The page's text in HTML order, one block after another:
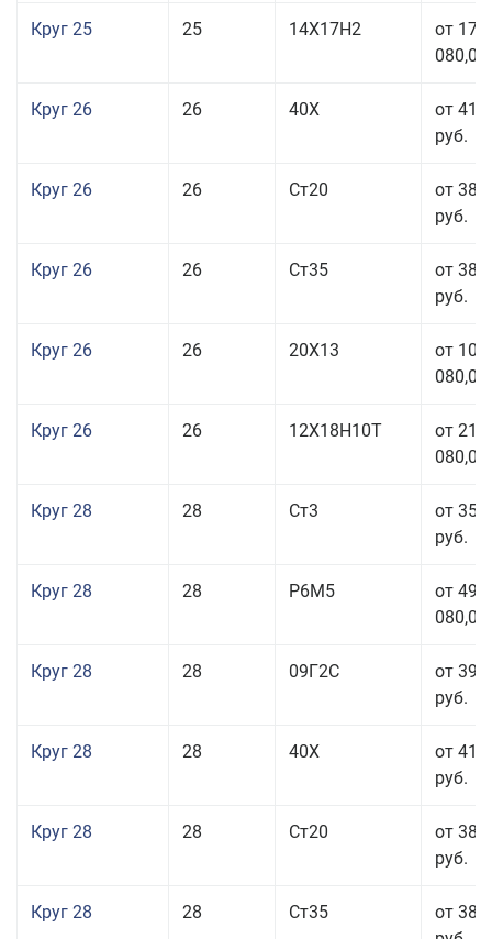
Круг 25 25 14Х17Н2
от 179
080,00
Круг 26 26 40Х
от 41
руб.
Круг 26 26 Ст20
от 38
руб.
Круг 26 26 Ст35
от 38
руб.
Круг 26 26 20Х13
от 103
080,00
Круг 26 26 12Х18Н10Т
от 210
080,00
Круг 28 28 Ст3
от 35
руб.
Круг 28 28 Р6М5
от 499
080,00
Круг 28 28 09Г2С
от 39
руб.
Круг 28 28 40Х
от 41
руб.
Круг 28 28 Ст20
от 38
руб.
Круг 28 28 Ст35
от 38